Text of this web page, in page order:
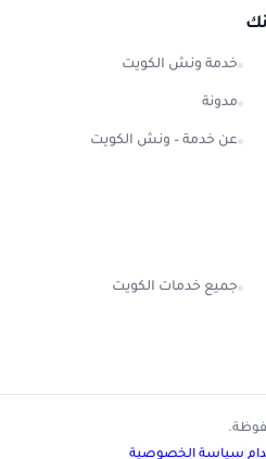
خدمة ونش الكويت
مدونة
عن خدمة – ونش الكويت
جميع خدمات الكويت
سياسة الخصوصية